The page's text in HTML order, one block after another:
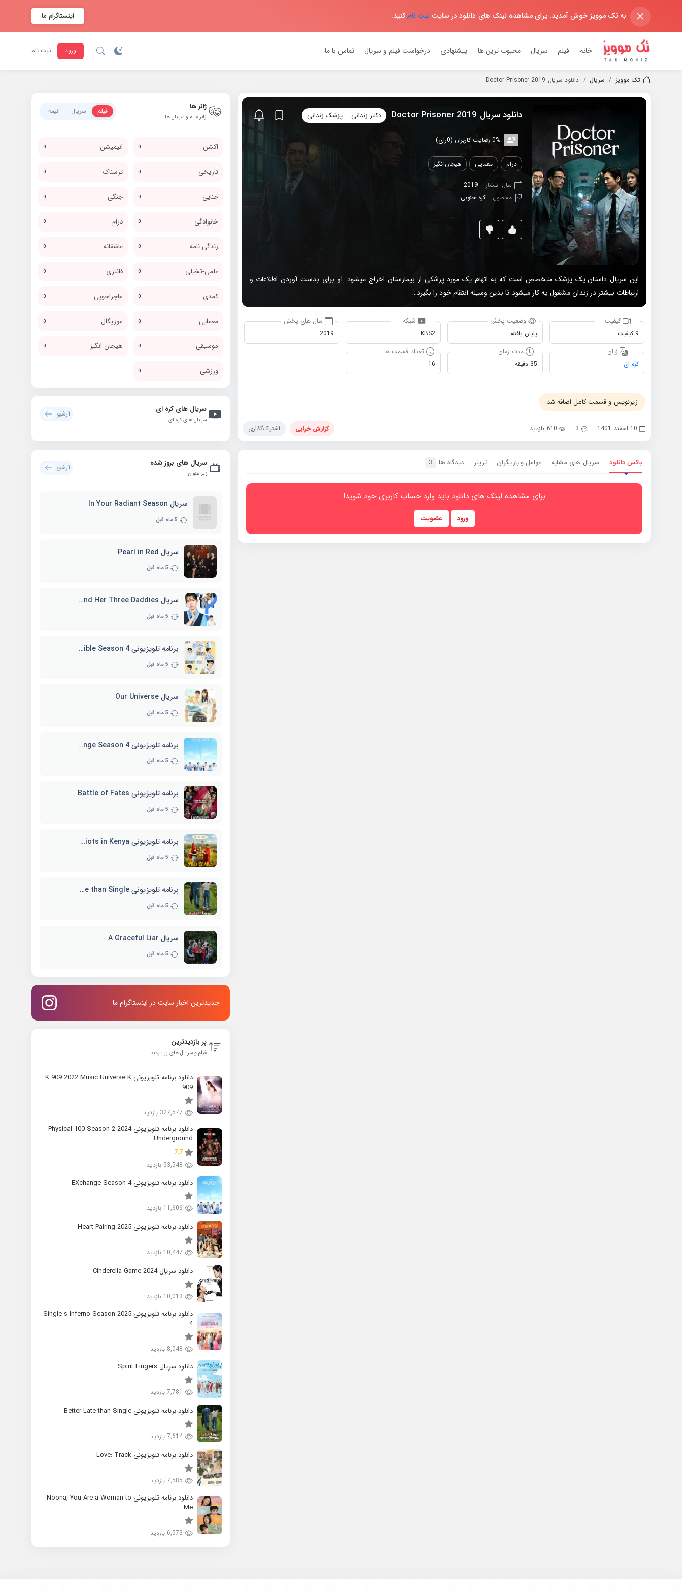
× به تک موویز خوش آمدید. برای مشاهده لینک های دانلود در سایت ثبت نامکنید. اینستاگرام ما
خانه فیلم سریال محبوب ترین ها پیشنهادی درخواست فیلم و سریال تماس با ما ورود ثبت نام
تک موویز سریال دانلود سریال 2019 Doctor Prisoner
دانلود سریال 2019 Doctor Prisoner دکتر زندانی – پزشک زندانی
0% رضایت کاربران (0رای)
درام معمایی هیجان‌انگیز
سال انتشار : 2019
محصول : کره جنوبی
این سریال داستان یک پزشک متخصص است که به اتهام یک مورد پزشکی از بیمارستان اخراج میشود. او برای بدست آوردن اطلاعات و
ارتباطات بیشتر در زندان مشغول به کار میشود تا بدین وسیله انتقام خود را بگیرد…
کیفیت
9 کیفیت
وضعیت پخش
پایان یافته
شبکه
KBS2
سال های پخش
2019
زبان
کره ای
مدت زمان
35 دقیقه
تعداد قسمت ها
16
زیرنویس و قسمت کامل اضافه شد
10 اسفند 1401 3 610 بازدید گزارش خرابی اشتراک‌گذاری
باکس دانلود سریال های مشابه عوامل و بازیگران تریلر دیدگاه ها 3
برای مشاهده لینک های دانلود باید وارد حساب کاربری خود شوید!
ورود عضویت
ژانر ها
ژانر فیلم و سریال ها
فیلم سریال انیمه
اکشن 0 انیمیشن 0
تاریخی 0 ترسناک 0
جنایی 0 جنگی 0
خانوادگی 0 درام 0
زندگی نامه 0 عاشقانه 0
علمی-تخیلی 0 فانتزی 0
کمدی 0 ماجراجویی 0
معمایی 0 موزیکال 0
موسیقی 0 هیجان انگیز 0
ورزشی 0
سریال های کره ای
سریال های کره ای
آرشیو
سریال های بروز شده
زیر عنوان
آرشیو
سریال In Your Radiant Season
5 ماه قبل
سریال Pearl in Red
5 ماه قبل
سریال Marie and Her Three Daddies
5 ماه قبل
برنامه تلویزیونی Whenever Possible Season 4
5 ماه قبل
سریال Our Universe
5 ماه قبل
برنامه تلویزیونی EXchange Season 4
5 ماه قبل
برنامه تلویزیونی Battle of Fates
5 ماه قبل
برنامه تلویزیونی Three Idiots in Kenya
5 ماه قبل
برنامه تلویزیونی Better Late than Single
5 ماه قبل
سریال A Graceful Liar
5 ماه قبل
جدیدترین اخبار سایت در اینستاگرام ما
پر بازدیدترین
فیلم و سریال های پر بازدید
دانلود برنامه تلویزیونی K 909 2022 Music Universe K
909
327,577 بازدید
دانلود برنامه تلویزیونی 2024 Physical 100 Season 2
Underground
7.7
53,548 بازدید
دانلود برنامه تلویزیونی EXchange Season 4
11,606 بازدید
دانلود برنامه تلویزیونی 2025 Heart Pairing
10,447 بازدید
دانلود سریال 2024 Cinderella Game
10,013 بازدید
دانلود برنامه تلویزیونی 2025 Single s Inferno Season
4
8,048 بازدید
دانلود سریال Spirit Fingers
7,781 بازدید
دانلود برنامه تلویزیونی Better Late than Single
7,614 بازدید
دانلود برنامه تلویزیونی Love: Track
7,585 بازدید
دانلود برنامه تلویزیونی Noona, You Are a Woman to
Me
6,573 بازدید